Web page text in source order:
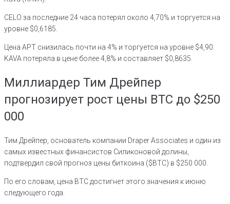
CELO за последние 24 часа потерял около 4,70% и торгуется на
уровне $0,6185.
Цена APT снизилась почти на 4% и торгуется на уровне $4,90.
KAVA потеряла в цене более 4,8% и составляет $0,8635.
Миллиардер Тим Дрейпер
прогнозирует рост цены BTC до $250
000
Тим Дрейпер, основатель компании Draper Associates и один из
самых известных финансистов Силиконовой долины,
подтвердил свой прогноз цены биткоина ($BTC) в $250 000.
По его словам, цена BTC достигнет этого значения к июню
следующего года.